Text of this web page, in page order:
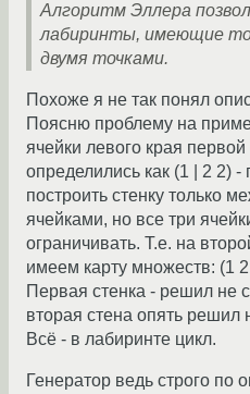
Алгоритм Эллера
лабиринты, имеющие
двумя точками.
Похоже я не так понял
Поясню проблему на
ячейки левого края
определились как (1 | 2 2)
построить стенку только
ячейками, но все три
ограничивать. Т.е. на
имеем карту множеств: (1
Первая стенка - решил не
вторая стена опять решил
Всё - в лабиринте цикл.
Генератор ведь строго по